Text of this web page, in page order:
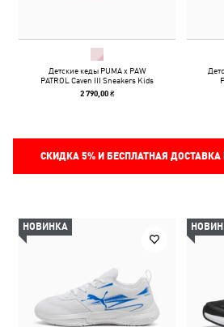
Детские кеды PUMA x PAW
PATROL Caven III Sneakers Kids
2 790,00 ₴
СКИДКА 5%И БЕСПЛАТНАЯ ДОСТАВКА
НОВИНКА